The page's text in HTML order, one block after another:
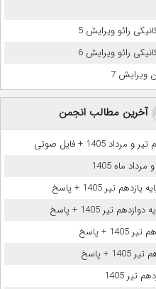
رائو ویرایش 5
رائو ویرایش 6
ویرایش 7
آخرین مطالب انجمن
ماه 1405
تیر 1405 + پاسخ